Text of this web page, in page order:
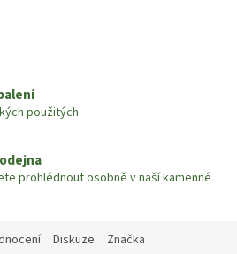
použitých
prohlédnout osobně v naší kamenné
Diskuze Značka